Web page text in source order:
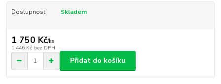
Dostupnost Skladem
1 750 Kč/ks
1 446 Kč bez DPH
Přidat do košíku